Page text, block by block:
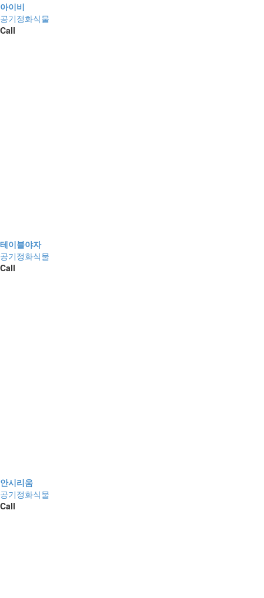
아이비
공기정화식물
Call
테이블야자
공기정화식물
Call
안시리움
공기정화식물
Call